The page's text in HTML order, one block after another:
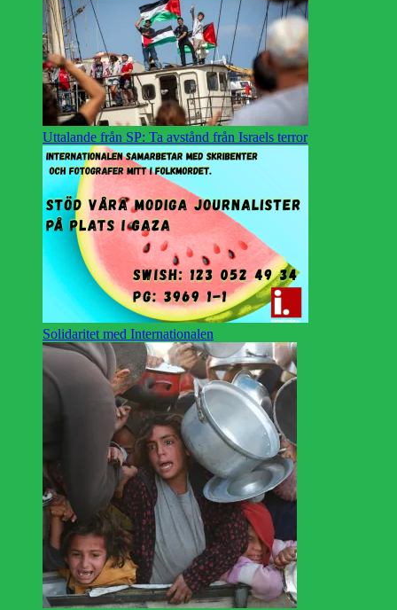
Uttalande från SP: Ta avstånd från Israels terror
Solidaritet med Internationalen